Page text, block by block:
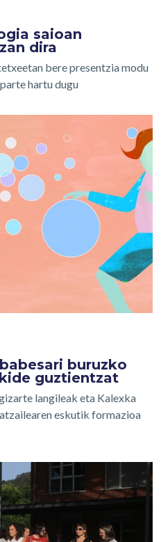
saioan
dira
bere presentzia modu
hartu dugu
buruzko
guztientzat
langileak eta Kalexka
eskutik formazioa